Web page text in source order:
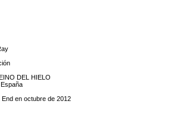
DEL HIELO
en octubre de 2012